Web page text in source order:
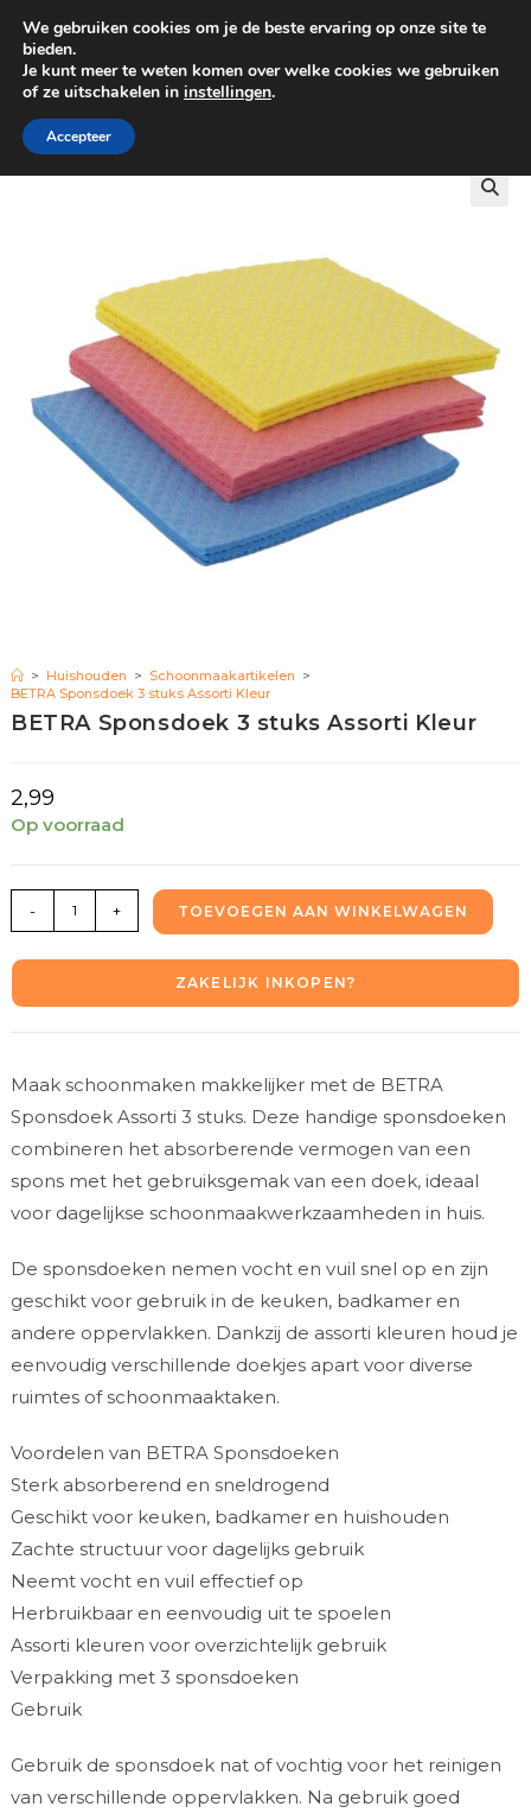
GRATIS BEZORGING VANAF €100
> Huishouden > Schoonmaakartikelen >
BETRA Sponsdoek 3 stuks Assorti Kleur
BETRA Sponsdoek 3 stuks Assorti Kleur
2,99
Op voorraad
- + TOEVOEGEN AAN WINKELWAGEN
ZAKELIJK INKOPEN?
Maak schoonmaken makkelijker met de BETRA
Sponsdoek Assorti 3 stuks. Deze handige sponsdoeken
combineren het absorberende vermogen van een
spons met het gebruiksgemak van een doek, ideaal
voor dagelijkse schoonmaakwerkzaamheden in huis.
De sponsdoeken nemen vocht en vuil snel op en zijn
geschikt voor gebruik in de keuken, badkamer en
andere oppervlakken. Dankzij de assorti kleuren houd je
eenvoudig verschillende doekjes apart voor diverse
ruimtes of schoonmaaktaken.
Voordelen van BETRA Sponsdoeken
Sterk absorberend en sneldrogend
Geschikt voor keuken, badkamer en huishouden
Zachte structuur voor dagelijks gebruik
Neemt vocht en vuil effectief op
Herbruikbaar en eenvoudig uit te spoelen
Assorti kleuren voor overzichtelijk gebruik
Verpakking met 3 sponsdoeken
Gebruik
Gebruik de sponsdoek nat of vochtig voor het reinigen
van verschillende oppervlakken. Na gebruik goed
We gebruiken cookies om je de beste ervaring op onze site te
bieden.
Je kunt meer te weten komen over welke cookies we gebruiken
of ze uitschakelen in instellingen.
Accepteer